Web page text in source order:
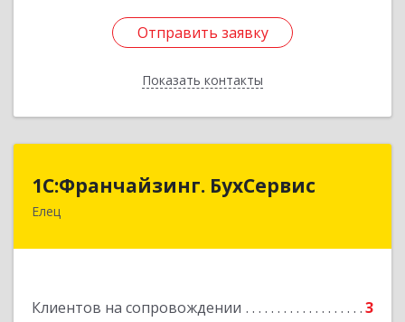
Отправить заявку
Показать контакты
Отправить заявку
Назад
1С:Франчайзинг. БухСервис
Елец
Клиентов на сопровождении 3
1С:Франчайзинг. БухСервис